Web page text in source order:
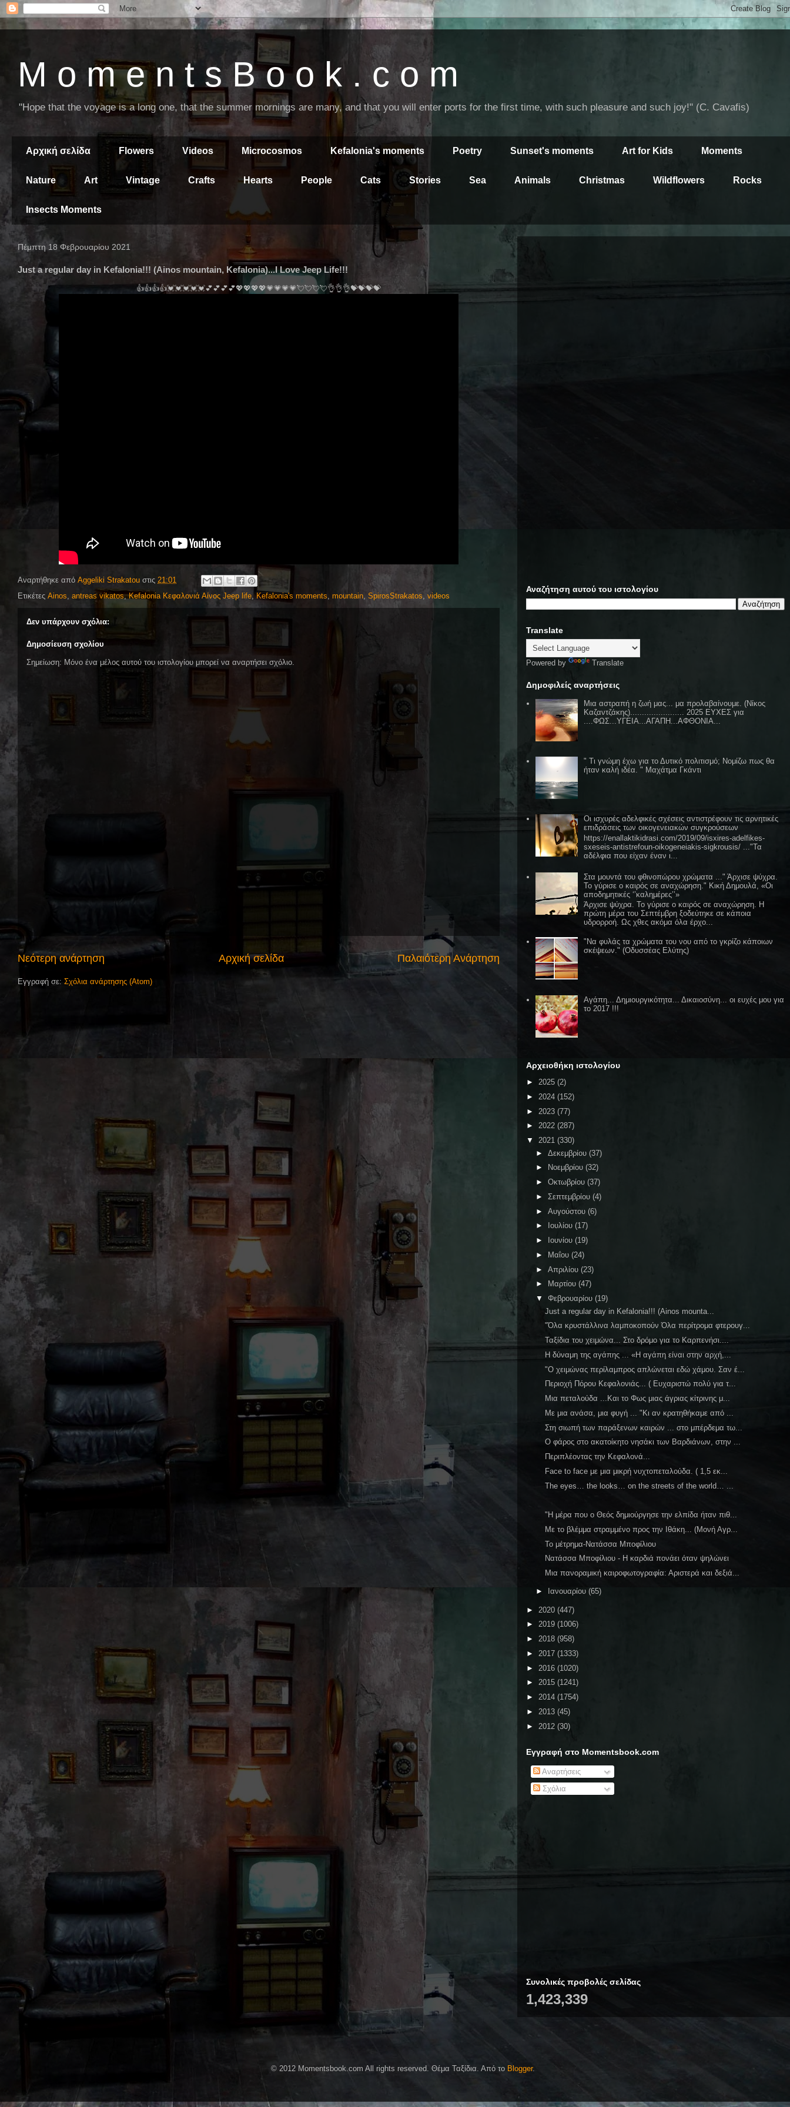
M o m e n t s B o o k . c o m
"Hope that the voyage is a long one, that the summer mornings are many, and that you will enter ports for the first time, with such pleasure and such joy!" (C. Cavafis)
Αρχική σελίδα Flowers Videos Microcosmos Kefalonia's moments Poetry Sunset's moments Art for Kids Moments
Nature Art Vintage Crafts Hearts People Cats Stories Sea Animals Christmas Wildflowers Rocks
Insects Moments
Πέμπτη 18 Φεβρουαρίου 2021
Just a regular day in Kefalonia!!! (Ainos mountain, Kefalonia)...I Love Jeep Life!!!
👍👍👍👍💓💓💓💓💓💕💕💕💕💖💖💖💖💗💗💗💗💘💘💘💘👌👌👌💝💝💝💝
Αναρτήθηκε από Aggeliki Strakatou στις 21:01
Ετικέτες Ainos, antreas vikatos,Kefalonia Κεφαλονιά Αίνος Jeep life,Kefalonia's moments, mountain, SpirosStrakatos, videos
Δεν υπάρχουν σχόλια:
Δημοσίευση σχολίου
Σημείωση: Μόνο ένα μέλος αυτού του ιστολογίου μπορεί να αναρτήσει σχόλιο.
Νεότερη ανάρτηση Παλαιότερη Ανάρτηση
Αρχική σελίδα
Εγγραφή σε: Σχόλια ανάρτησης (Atom)
Αναζήτηση αυτού του ιστολογίου
Translate
Powered by Translate
Δημοφιλείς αναρτήσεις
Μια αστραπή η ζωή μας... μα προλαβαίνουμε. (Νίκος
Καζαντζάκης)....................... 2025 ΕΥΧΕΣ για
....ΦΩΣ...ΥΓΕΙΑ...ΑΓΑΠΗ...ΑΦΘΟΝΙΑ...
" Τι γνώμη έχω για το Δυτικό πολιτισμό; Νομίζω πως θα
ήταν καλή ιδέα. " Μαχάτμα Γκάντι
Οι ισχυρές αδελφικές σχέσεις αντιστρέφουν τις αρνητικές
επιδράσεις των οικογενειακών συγκρούσεων
https://enallaktikidrasi.com/2019/09/isxires-adelfikes-
sxeseis-antistrefoun-oikogeneiakis-sigkrousis/ ..."Τα
αδέλφια που είχαν έναν ι...
Στα μουντά του φθινοπώρου χρώματα ..." Άρχισε ψύχρα.
Το γύρισε ο καιρός σε αναχώρηση." Κική Δημουλά, «Οι
αποδημητικές ‘’καλημέρες’’»
Άρχισε ψύχρα. Το γύρισε ο καιρός σε αναχώρηση. Η
πρώτη μέρα του Σεπτέμβρη ξοδεύτηκε σε κάποια
υδρορροή. Ως χθες ακόμα όλα έρχο...
"Να φυλάς τα χρώματα του νου από το γκρίζο κάποιων
σκέψεων." (Οδυσσέας Ελύτης)
Αγάπη... Δημιουργικότητα... Δικαιοσύνη... οι ευχές μου για
το 2017 !!!
Αρχειοθήκη ιστολογίου
► 2025 (2)
► 2024 (152)
► 2023 (77)
► 2022 (287)
▼ 2021 (330)
► Δεκεμβρίου (37)
►
Νοεμβρίου (32)
► Οκτωβρίου (37)
► Σεπτεμβρίου (4)
► Αυγούστου (6)
►
Ιουλίου (17)
►
Ιουνίου (19)
►
Μαΐου (24)
► Απριλίου (23)
►
Μαρτίου (47)
▼ Φεβρουαρίου (19)
Just a regular day in Kefalonia!!! (Ainos mounta...
"Όλα κρυστάλλινα λαμποκοπούν Όλα περίτρομα φτερουγ...
Ταξίδια του χειμώνα... Στο δρόμο για το Καρπενήσι....
Η δύναμη της αγάπης ... «Η αγάπη είναι στην αρχή,...
"Ο χειμώνας περίλαμπρος απλώνεται εδώ χάμου. Σαν έ...
Περιοχή Πόρου Κεφαλονιάς... ( Ευχαριστώ πολύ για τ...
Μια πεταλούδα ...Και το Φως μιας άγριας κίτρινης μ...
Με μια ανάσα, μια φυγή ... "Kι αν κρατηθήκαμε από ...
Στη σιωπή των παράξενων καιρών ... στο μπέρδεμα τω...
Ο φάρος στο ακατοίκητο νησάκι των Βαρδιάνων, στην ...
Περιπλέοντας την Κεφαλονά...
Face to face με μια μικρή νυχτοπεταλούδα. ( 1,5 εκ...
The eyes… the looks… on the streets of the world… ...
"Η μέρα που ο Θεός δημιούργησε την ελπίδα ήταν πιθ...
Με το βλέμμα στραμμένο προς την Ιθάκη... (Μονή Αγρ...
Το μέτρημα-Νατάσσα Μποφίλιου
Νατάσσα Μποφίλιου - Η καρδιά πονάει όταν ψηλώνει
Μια πανοραμική καιροφωτογραφία: Αριστερά και δεξιά...
► Ιανουαρίου (65)
► 2020 (447)
► 2019 (1006)
► 2018 (958)
► 2017 (1333)
► 2016 (1020)
► 2015 (1241)
► 2014 (1754)
► 2013 (45)
► 2012 (30)
Εγγραφή στο Momentsbook.com
Αναρτήσεις
Σχόλια
Συνολικές προβολές σελίδας
1,423,339
© 2012 Momentsbook.com All rights reserved. Θέμα Ταξίδια. Από το Blogger.